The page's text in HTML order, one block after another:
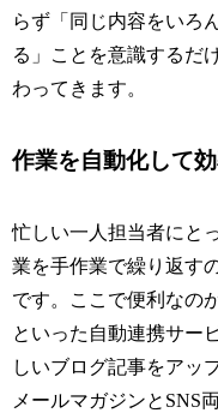
らず「同じ内容をいろ
る」ことを意識するだ
わってきます。
作業を自動化して
忙しい一人担当者にと
業を手作業で繰り返す
です。ここで便利なの
といった自動連携サー
しいブログ記事をアッ
メールマガジンとSNS